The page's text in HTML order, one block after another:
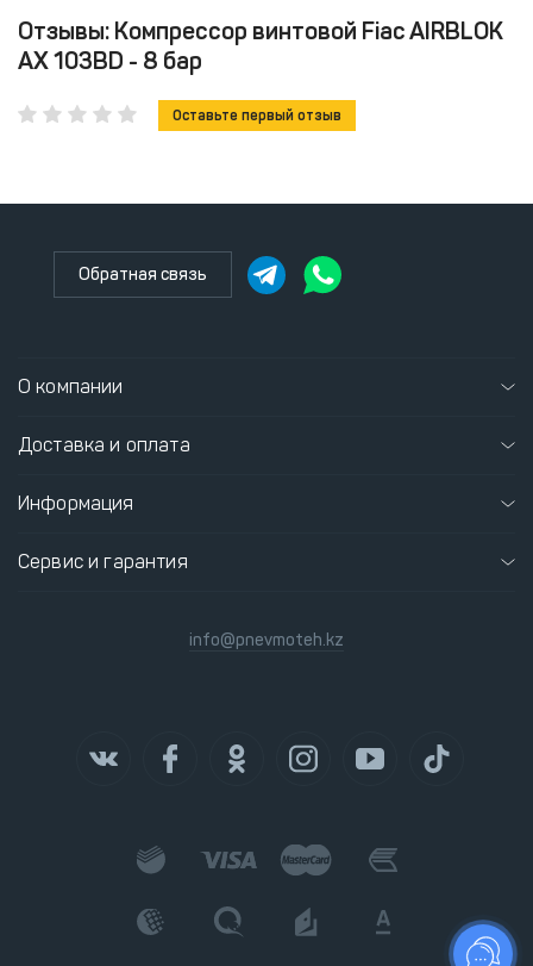
Отзывы: Компрессор винтовой Fiac AIRBLOK
AX 103BD - 8 бар
Оставьте первый отзыв
Обратная связь
О компании
Доставка и оплата
Информация
Сервис и гарантия
info@pnevmoteh.kz